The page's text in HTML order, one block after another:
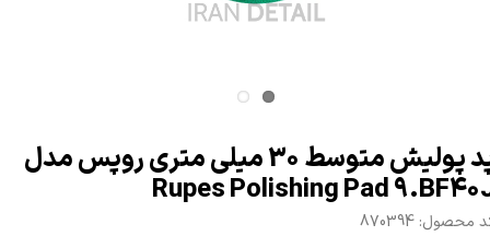
پد پولیش متوسط 30 میلی متری روپس مدل
Rupes Polishing Pad
محصول: 870394